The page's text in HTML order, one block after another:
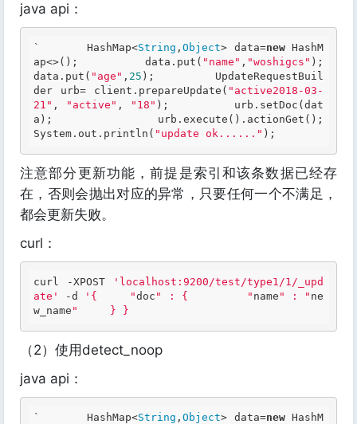
java api：
`       HashMap<String ,Object> data=new HashM
ap<>();         data.put( "name" , "woshigcs" );
data.put( "age" , 25 );         UpdateRequestBuil
der urb= client.prepareUpdate( "active2018-03-
21" , "active" , "18" );         urb.setDoc(dat
a);         urb.execute().actionGet();
System.out.println( "update ok......" );
注意部分更新功能，前提是索引和该条数据已经存
在，否则会抛出对应的异常，只要任何一个不满足，
都会更新失败。
curl：
curl -XPOST
'localhost:9200/test/type1/1/_upd
ate'
-d '{     "doc " : {         " name " : " ne
w_name "     } }
（2）使用detect_noop
java api：
`       HashMap<String ,Object> data=new HashM